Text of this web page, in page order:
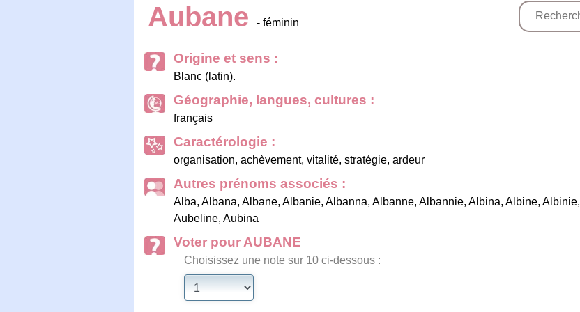
Aubane - féminin
Origine et sens :
Blanc (latin).
Géographie, langues, cultures :
français
Caractérologie :
organisation, achèvement, vitalité, stratégie, ardeur
Autres prénoms associés :
Alba, Albana, Albane, Albanie, Albanna, Albanne, Albannie, Albina, Albine, Albinie,
Aubeline, Aubina
Voter pour AUBANE
Choisissez une note sur 10 ci-dessous :